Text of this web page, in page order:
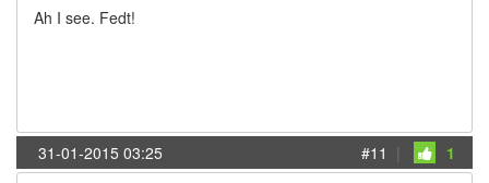
Ah I see. Fedt!
31-01-2015 03:25 #11 | 1